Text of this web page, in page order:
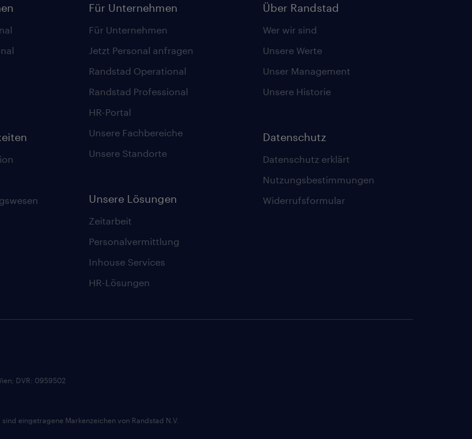
Für Unternehmen
Für Unternehmen
Jetzt Personal anfragen
Randstad Operational
Randstad Professional
HR-Portal
Unsere Fachbereiche
Unsere Standorte
Unsere Lösungen
Zeitarbeit
Personalvermittlung
Inhouse Services
HR-Lösungen
Über Randstad
Wer wir sind
Unsere Werte
Unser Management
Unsere Historie
Datenschutz
Datenschutz erklärt
Nutzungsbestimmungen
Widerrufsformular
DVR: 0959502
sind eingetragene Markenzeichen von Randstad N.V.